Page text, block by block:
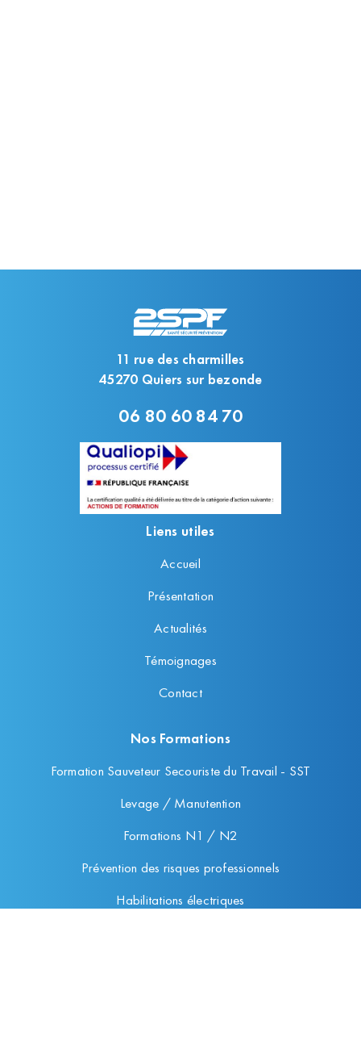
11 rue des charmilles
45270 Quiers sur bezonde
06 80 60 84 70
Liens utiles
Accueil
Présentation
Actualités
Témoignages
Contact
Nos Formations
Formation Sauveteur Secouriste du Travail - SST
Levage / Manutention
Formations N1 / N2
Prévention des risques professionnels
Habilitations électriques